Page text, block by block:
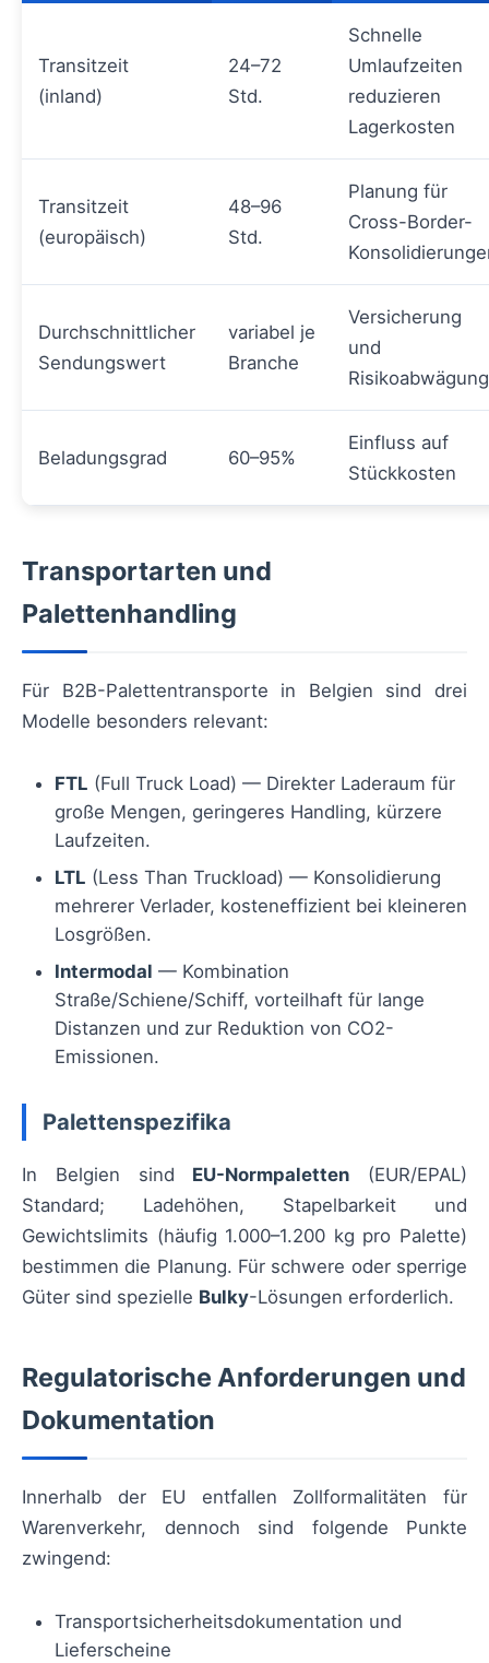
Transitzeit
(inland)
24–72
Std.
Schnelle
Umlaufzeiten
reduzieren
Lagerkosten
Transitzeit
(europäisch)
48–96
Std.
Planung für
Cross-Border-
Durchschnittlicher
Sendungswert
variabel je
Branche
Versicherung
und
Risikoabwägung
Beladungsgrad 60–95%
Einfluss auf
Stückkosten
Transportarten und
Palettenhandling
Für B2B-Palettentransporte in Belgien sind drei
Modelle besonders relevant:
FTL (Full Truck Load) — Direkter Laderaum für
große Mengen, geringeres Handling, kürzere
Laufzeiten.
LTL (Less Than Truckload) — Konsolidierung
mehrerer Verlader, kosteneffizient bei kleineren
Losgrößen.
Intermodal — Kombination
Straße/Schiene/Schiff, vorteilhaft für lange
Distanzen und zur Reduktion von CO2-
Emissionen.
Palettenspezifika
In Belgien sind EU-Normpaletten (EUR/EPAL)
Standard; Ladehöhen, Stapelbarkeit und
Gewichtslimits (häufig 1.000–1.200 kg pro Palette)
bestimmen die Planung. Für schwere oder sperrige
Güter sind spezielle Bulky-Lösungen erforderlich.
Regulatorische Anforderungen und
Dokumentation
Innerhalb der EU entfallen Zollformalitäten für
Warenverkehr, dennoch sind folgende Punkte
zwingend:
Transportsicherheitsdokumentation und
Lieferscheine